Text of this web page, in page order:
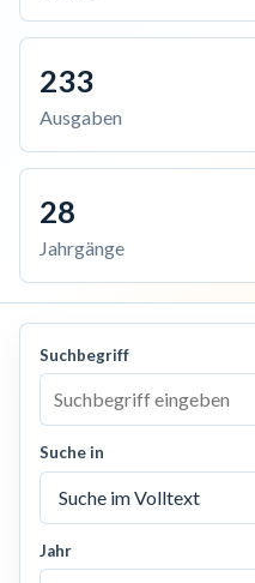
233
Ausgaben
28
Jahrgänge
Suchbegriff
Suche in
Jahr